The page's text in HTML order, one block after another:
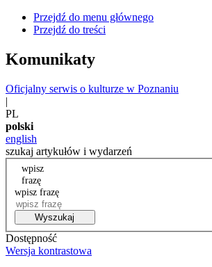
Przejdź do menu głównego
Przejdź do treści
Komunikaty
Oficjalny serwis o kulturze w Poznaniu
|
PL
polski
english
szukaj artykułów i wydarzeń
wpisz
frazę
wpisz frazę
Wyszukaj
Dostępność
Wersja kontrastowa